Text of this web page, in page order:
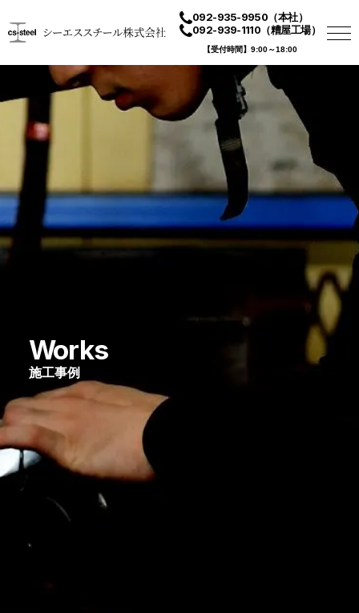
092-935-9950 （本社）
092-939-1110 （糟屋工場）
【受付時間】9:00～18:00
Works
施工事例